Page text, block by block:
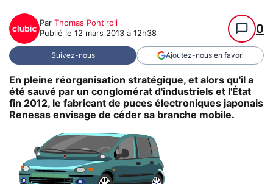
Par Thomas Pontiroli
Publié le 12 mars 2013 à 12h38 0
Suivez-nous Ajoutez-nous en favori
En pleine réorganisation stratégique, et alors qu'il a
été sauvé par un conglomérat d'industriels et l'État
fin 2012, le fabricant de puces électroniques japonais
Renesas envisage de céder sa branche mobile.